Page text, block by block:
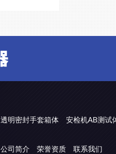
透明密封手套箱体 安检机AB测试
公司简介 荣誉资质 联系我们